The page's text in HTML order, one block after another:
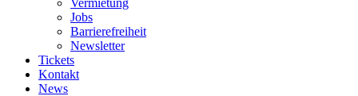
Vermietung
Jobs
Barrierefreiheit
Newsletter
Tickets
Kontakt
News